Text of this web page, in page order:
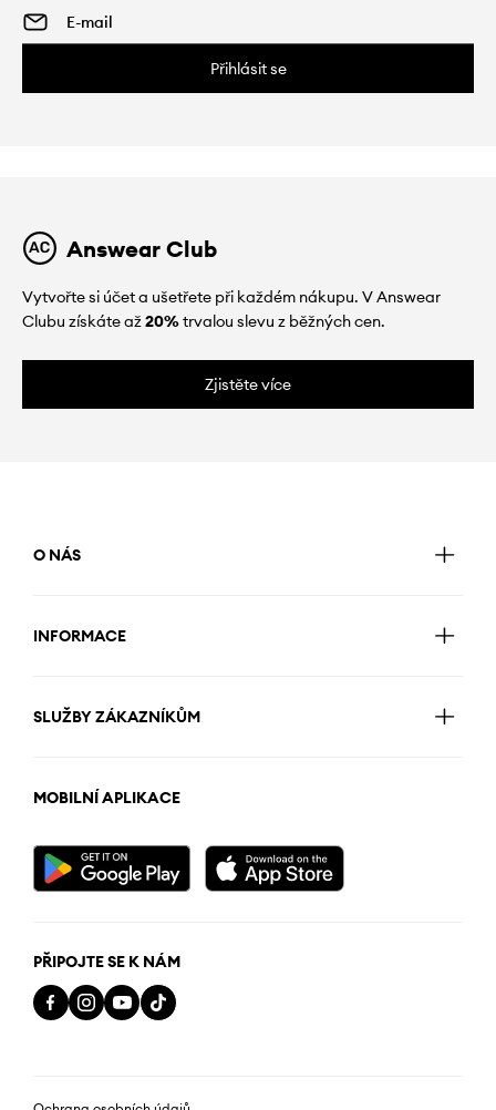
Přihlásit se
Answear Club
Vytvořte si účet a ušetřete při každém nákupu. V Answear
Clubu získáte až20%trvalou slevu z běžných cen.
Zjistěte více
O NÁS
INFORMACE
SLUŽBY ZÁKAZNÍKŮM
MOBILNÍ APLIKACE
PŘIPOJTE SE K NÁM